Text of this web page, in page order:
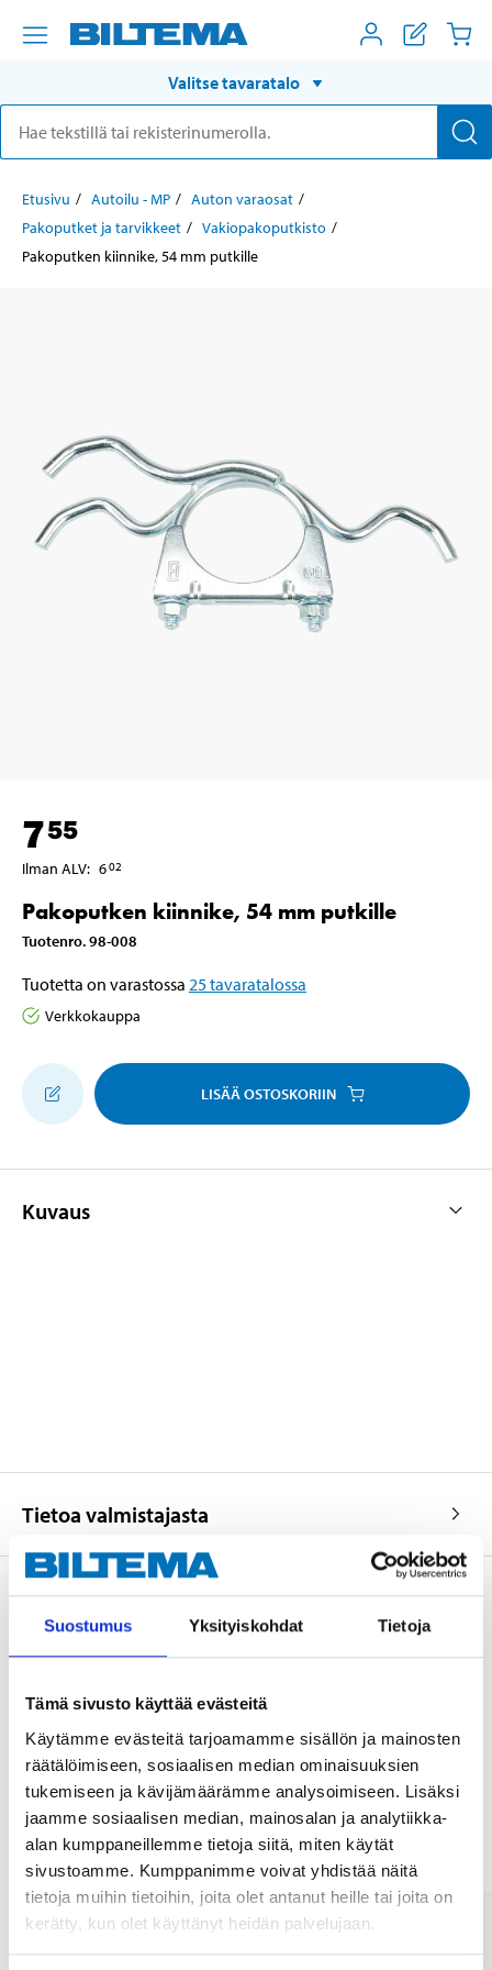
Suostumus Yksityiskohdat Tietoja
Tämä sivusto käyttää evästeitä
Käytämme evästeitä tarjoamamme sisällön ja mainosten
räätälöimiseen, sosiaalisen median ominaisuuksien
tukemiseen ja kävijämäärämme analysoimiseen. Lisäksi
jaamme sosiaalisen median, mainosalan ja analytiikka-
alan kumppaneillemme tietoja siitä, miten käytät
sivustoamme. Kumppanimme voivat yhdistää näitä
tietoja muihin tietoihin, joita olet antanut heille tai joita on
kerätty, kun olet käyttänyt heidän palvelujaan.
Valitse tavaratalo
Etusivu Autoilu - MP
Auton varaosat
Pakoputket ja tarvikkeet
Vakiopakoputkisto
Pakoputken kiinnike, 54 mm putkille
755
Ilman ALV: 602
Pakoputken kiinnike, 54 mm putkille
Tuotenro.98-008
Tuotetta on varastossa 25tavaratalossa
Verkkokauppa
LISÄÄ OSTOSKORIIN
Kuvaus
Tietoa valmistajasta
Osta & Nouda
LUE LISÄÄ
Muut asiakkaat ostivat myös